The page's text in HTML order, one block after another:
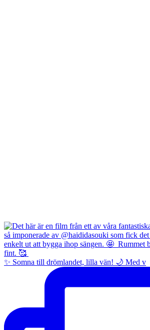
✨ Somna till drömlandet, lilla vän! 🌙 Med v